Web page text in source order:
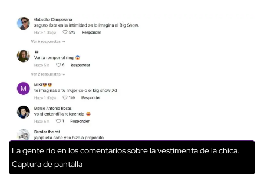
La gente río en los comentarios sobre la vestimenta de la chica.
Captura de pantalla